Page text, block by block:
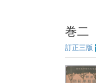
巻二
訂正三版